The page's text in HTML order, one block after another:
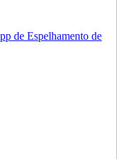
de Espelhamento de